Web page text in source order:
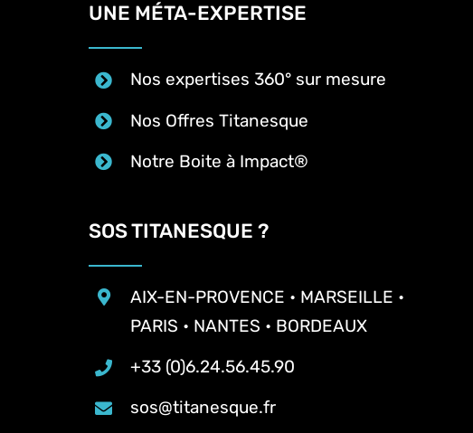
UNE MÉTA-EXPERTISE
Nos expertises 360° sur mesure
Nos Offres Titanesque
Notre Boite à Impact®
SOS TITANESQUE ?
AIX-EN-PROVENCE • MARSEILLE •
PARIS • NANTES • BORDEAUX
+33 (0)6.24.56.45.90
sos@titanesque.fr